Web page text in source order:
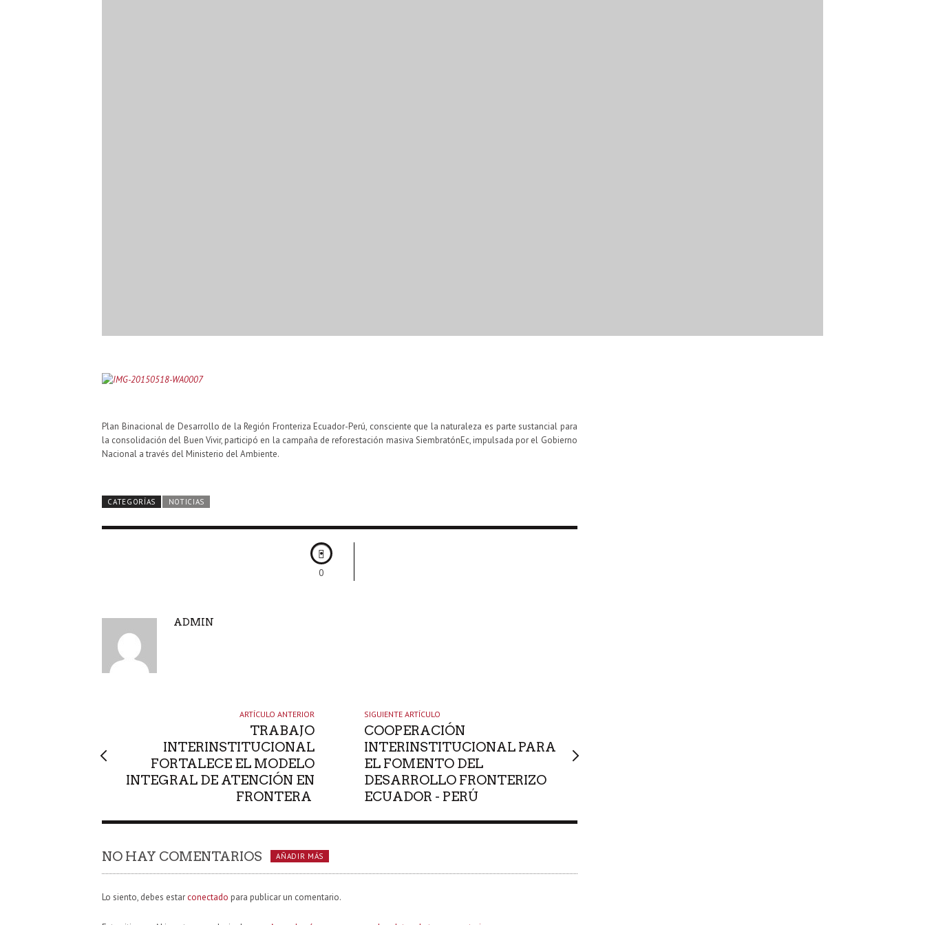
Plan Binacional de Desarrollo de la Región Fronteriza Ecuador-Perú, consciente que la naturaleza es parte sustancial para
la consolidación del Buen Vivir, participó en la campaña de reforestación masiva SiembratónEc, impulsada por el Gobierno
Nacional a través del Ministerio del Ambiente.
CATEGORÍAS NOTICIAS
0
A
ADMIN
ARTÍCULO ANTERIOR
TRABAJO
INTERINSTITUCIONAL
FORTALECE EL MODELO
INTEGRAL DE ATENCIÓN EN
FRONTERA
SIGUIENTE ARTÍCULO
COOPERACIÓN
INTERINSTITUCIONAL PARA
EL FOMENTO DEL
DESARROLLO FRONTERIZO
ECUADOR - PERÚ
NO HAY COMENTARIOS AÑADIR MÁS
Lo siento, debes estar conectado para publicar un comentario.